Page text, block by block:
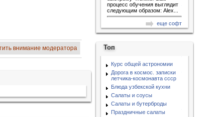
внимание модератора
процесс обучения выглядит
следующим образом: Alex...
еще софт
Топ
Курс общей астрономии
Дорога в космос. записки
летчика-космонавта ссср
Блюда узбекской кухни
Салаты и соусы
Салаты и бутерброды
Праздничные салаты